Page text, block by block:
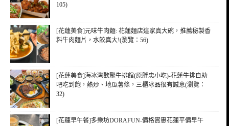
105)
[花蓮美食]元味牛肉麵: 花蓮麵店這家真大碗，推薦秘製香
料牛肉麵片，水餃真大!(瀏覽：56)
[花蓮美食]海冰灣歡聚牛排館(原胖忠小吃)-花蓮牛排自助
吧吃到飽，熱炒、地瓜薯條，三櫃冰品很有誠意(瀏覽：
32)
[花蓮早午餐]多樂坊DORAFUN-價格實惠花蓮平價早午